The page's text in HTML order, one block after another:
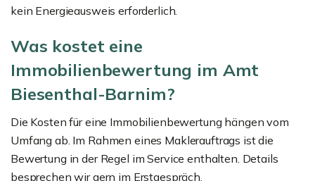
kein Energieausweis erforderlich.
Was kostet eine
Immobilienbewertung im Amt
Biesenthal-Barnim?
Die Kosten für eine Immobilienbewertung hängen vom
Umfang ab. Im Rahmen eines Maklerauftrags ist die
Bewertung in der Regel im Service enthalten. Details
besprechen wir gern im Erstgespräch.